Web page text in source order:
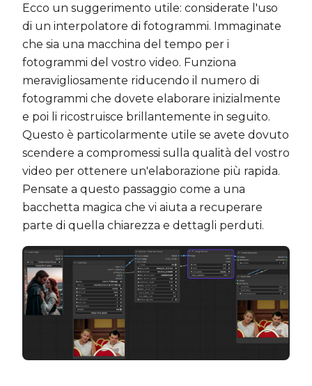
Ecco un suggerimento utile: considerate l'uso
di un interpolatore di fotogrammi. Immaginate
che sia una macchina del tempo per i
fotogrammi del vostro video. Funziona
meravigliosamente riducendo il numero di
fotogrammi che dovete elaborare inizialmente
e poi li ricostruisce brillantemente in seguito.
Questo è particolarmente utile se avete dovuto
scendere a compromessi sulla qualità del vostro
video per ottenere un'elaborazione più rapida.
Pensate a questo passaggio come a una
bacchetta magica che vi aiuta a recuperare
parte di quella chiarezza e dettagli perduti.